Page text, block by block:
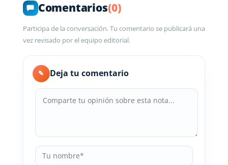
Comentarios(0)
Participa de la conversación. Tu comentario se publicará una
vez revisado por el equipo editorial.
✎ Deja tu comentario